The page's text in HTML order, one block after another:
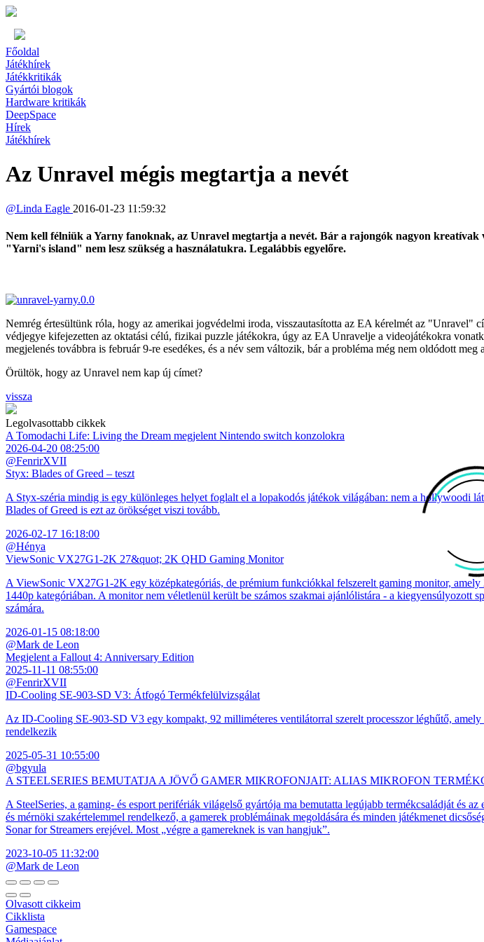
Főoldal
Játékhírek
Játékkritikák
Gyártói blogok
Hardware kritikák
DeepSpace
Hírek
Játékhírek
Az Unravel mégis megtartja a nevét
@Linda Eagle 2016-01-23 11:59:32
Nem kell félniük a Yarny fanoknak, az Unravel megtartja a nevét. Bár a rajongók nagyon
"Yarni's island" nem lesz szükség a használatukra. Legalábbis egyelőre.
Nemrég értesültünk róla, hogy az amerikai jogvédelmi iroda, visszautasította az EA kérelmét az "Unravel"
védjegye kifejezetten az oktatási célú, fizikai puzzle játékokra, úgy az EA Unravelje a videojátékokra
megjelenés továbbra is február 9-re esedékes, és a név sem változik, bár a probléma még nem oldódott
Örültök, hogy az Unravel nem kap új címet?
vissza
Legolvasottabb cikkek
A Tomodachi Life: Living the Dream megjelent Nintendo switch konzolokra
2026-04-20 08:25:00
@FenrirXVII
Styx: Blades of Greed – teszt
A Styx-széria mindig is egy különleges helyet foglalt el a lopakodós játékok világában: nem a hollywoodi
Blades of Greed is ezt az örökséget viszi tovább.
2026-02-17 16:18:00
@Hénya
ViewSonic VX27G1-2K 27&quot; 2K QHD Gaming Monitor
A ViewSonic VX27G1-2K egy középkategóriás, de prémium funkciókkal felszerelt gaming monitor,
1440p kategóriában. A monitor nem véletlenül került be számos szakmai ajánlólistára - a
számára.
2026-01-15 08:18:00
@Mark de Leon
Megjelent a Fallout 4: Anniversary Edition
2025-11-11 08:55:00
@FenrirXVII
ID-Cooling SE-903-SD V3: Átfogó Termékfelülvizsgálat
Az ID-Cooling SE-903-SD V3 egy kompakt, 92 milliméteres ventilátorral szerelt processzor léghűtő,
rendelkezik
2025-05-31 10:55:00
@bgyula
A STEELSERIES BEMUTATJA A JÖVŐ GAMER MIKROFONJAIT: ALIAS MIKROFON
A SteelSeries, a gaming- és esport perifériák világelső gyártója ma bemutatta legújabb termékcsaládját és
és mérnöki szakértelemmel rendelkező, a gamerek problémáinak megoldására és minden játékmenet
Sonar for Streamers erejével. Most „végre a gamereknek is van hangjuk”.
2023-10-05 11:32:00
@Mark de Leon
Olvasott cikkeim
Cikklista
Gamespace